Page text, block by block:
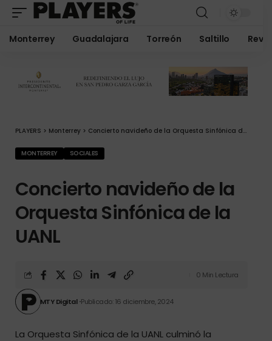
Monterrey Guadalajara Torreón Saltillo
PLAYERS > Monterrey > Concierto navideño de la Orquesta Sinfónica de la UANL
MONTERREY SOCIALES
Concierto navideño de la
Orquesta Sinfónica de la
UANL
MTY Digital Publicado: 16 diciembre, 2024
0 Min Lectura
La Orquesta Sinfónica de la UANL culminó la